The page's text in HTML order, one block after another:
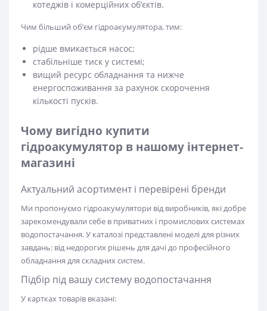
котеджів і комерційних об’єктів.
Чим більший об’єм гідроакумулятора, тим:
рідше вмикається насос;
стабільніше тиск у системі;
вищий ресурс обладнання та нижче
енергоспоживання за рахунок скорочення
кількості пусків.
Чому вигідно купити
гідроакумулятор в нашому інтернет-
магазині
Актуальний асортимент і перевірені бренди
Ми пропонуємо гідроакумулятори від виробників, які добре
зарекомендували себе в приватних і промислових системах
водопостачання. У каталозі представлені моделі для різних
завдань: від недорогих рішень для дачі до професійного
обладнання для складних систем.
Підбір під вашу систему водопостачання
У картках товарів вказані: